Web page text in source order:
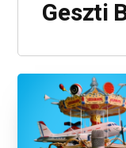
Geszti